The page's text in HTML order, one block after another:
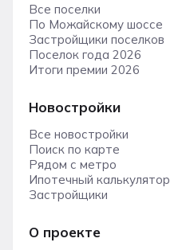
Все поселки
По Можайскому шоссе
Застройщики поселков
Поселок года 2026
Итоги премии 2026
Новостройки
Все новостройки
Поиск по карте
Рядом с метро
Ипотечный калькулятор
Застройщики
О проекте